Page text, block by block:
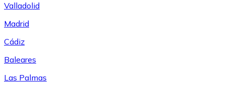
Valladolid
Madrid
Cádiz
Baleares
Las Palmas